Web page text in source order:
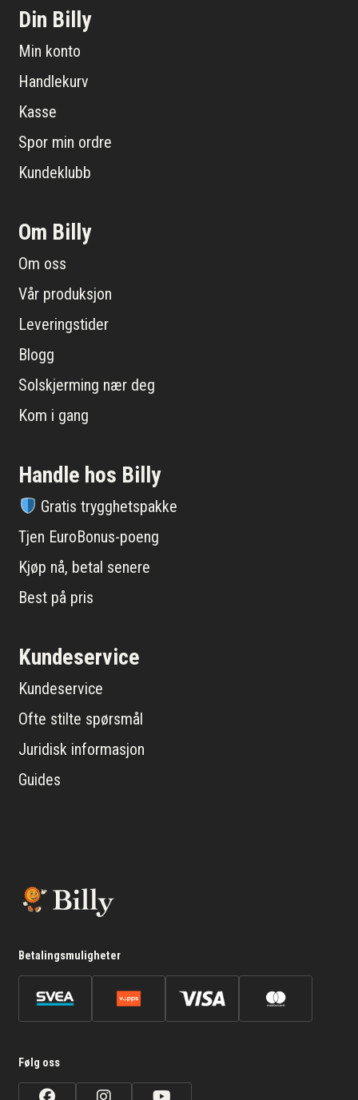
Din Billy
Min konto
Handlekurv
Kasse
Spor min ordre
Kundeklubb
Om Billy
Om oss
Vår produksjon
Leveringstider
Blogg
Solskjerming nær deg
Kom i gang
Handle hos Billy
Gratis trygghetspakke
Tjen EuroBonus-poeng
Kjøp nå, betal senere
Best på pris
Kundeservice
Kundeservice
Ofte stilte spørsmål
Juridisk informasjon
Guides
Betalingsmuligheter
Følg oss